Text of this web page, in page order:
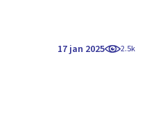
17 jan 2025 2.5k